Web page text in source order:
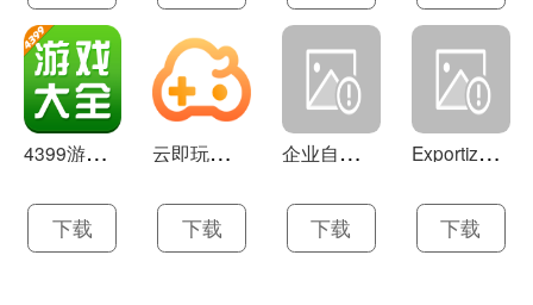
4
399游戏盒 官方下载 7.9.1
下载
云
即玩游戏盒 1.0.5.4
下载
企
业自助建站系统 9.0
下载
E
xportizer 9.0.8
下载